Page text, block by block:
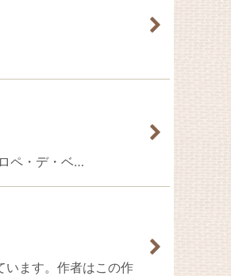
ペ・デ・ベ…
ます。作者はこの作